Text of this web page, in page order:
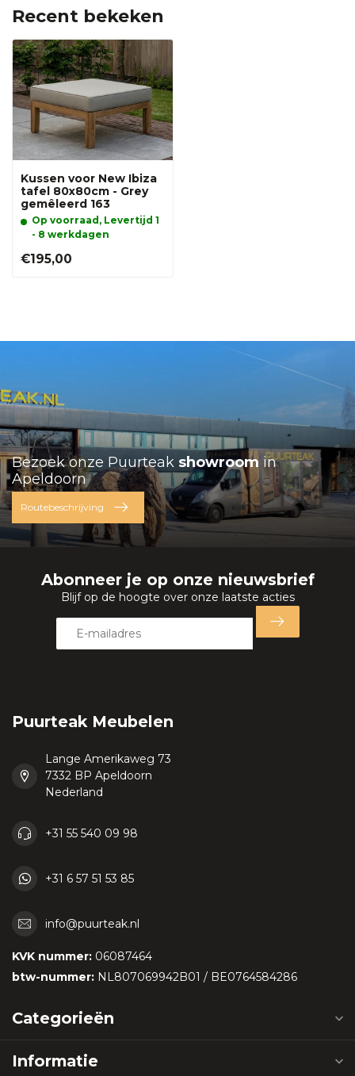
Recent bekeken
Kussen voor New Ibiza
tafel 80x80cm - Grey
gemêleerd 163
Op voorraad, Levertijd 1
- 8 werkdagen
€195,00
Bezoek onze Puurteak showroom in
Apeldoorn
Routebeschrijving
Abonneer je op onze nieuwsbrief
Blijf op de hoogte over onze laatste acties
Puurteak Meubelen
Lange Amerikaweg 73
7332 BP Apeldoorn
Nederland
+31 55 540 09 98
+31 6 57 51 53 85
info@puurteak.nl
KVK nummer: 06087464
btw-nummer: NL807069942B01 / BE0764584286
Categorieën
Informatie